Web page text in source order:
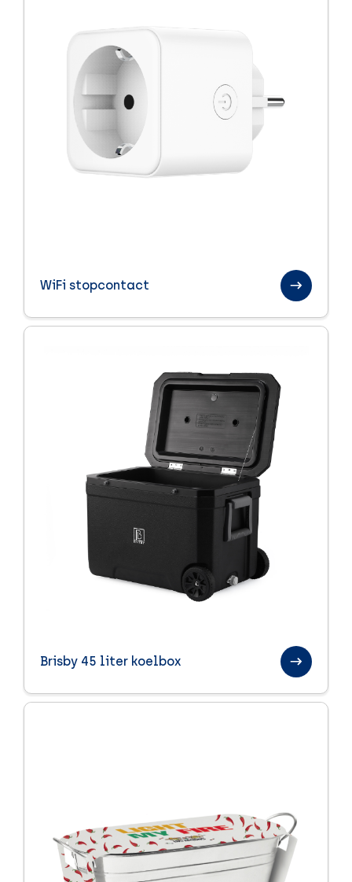
WiFi stopcontact
Brisby 45 liter koelbox